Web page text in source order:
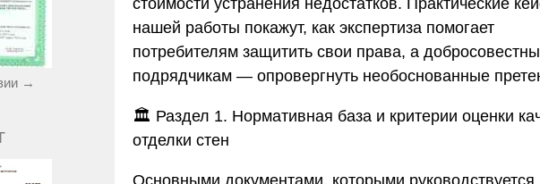
стоимости устранения недостатков. Практические
нашей работы покажут, как экспертиза помогает
потребителям защитить свои права, а
подрядчикам — опровергнуть необоснованные
🏛️ Раздел 1. Нормативная база и критерии оценки
отделки стен
→